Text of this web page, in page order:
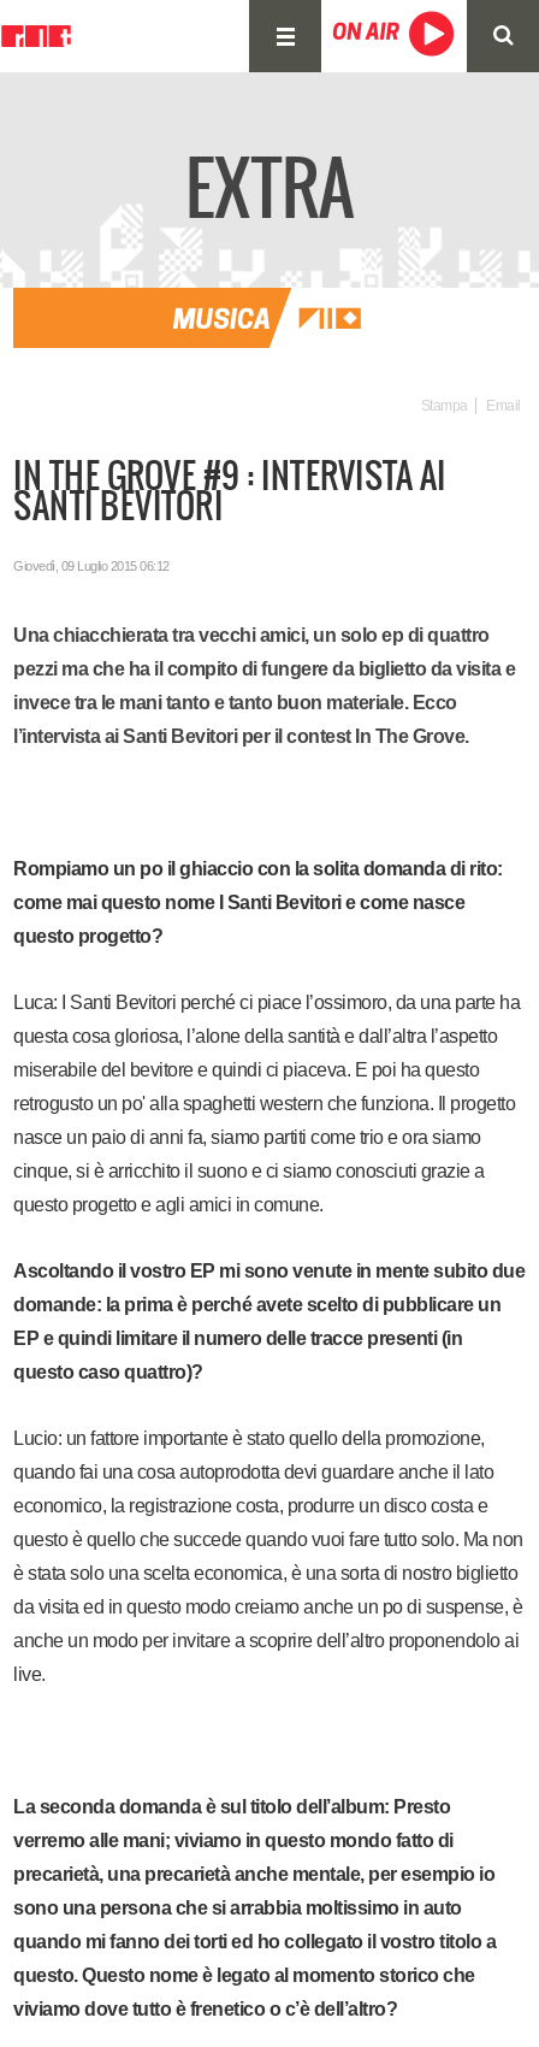
EXTRA
Stampa Email
IN THE GROVE #9 : INTERVISTA AI
SANTI BEVITORI
Giovedì, 09 Luglio 2015 06:12
Una chiacchierata tra vecchi amici, un solo ep di quattro
pezzi ma che ha il compito di fungere da biglietto da visita e
invece tra le mani tanto e tanto buon materiale. Ecco
l’intervista ai Santi Bevitori per il contest In The Grove.
Rompiamo un po il ghiaccio con la solita domanda di rito:
come mai questo nome I Santi Bevitori e come nasce
questo progetto?
Luca: I Santi Bevitori perché ci piace l’ossimoro, da una parte ha
questa cosa gloriosa, l’alone della santità e dall’altra l’aspetto
miserabile del bevitore e quindi ci piaceva. E poi ha questo
retrogusto un po' alla spaghetti western che funziona. Il progetto
nasce un paio di anni fa, siamo partiti come trio e ora siamo
cinque, si è arricchito il suono e ci siamo conosciuti grazie a
questo progetto e agli amici in comune.
Ascoltando il vostro EP mi sono venute in mente subito due
domande: la prima è perché avete scelto di pubblicare un
EP e quindi limitare il numero delle tracce presenti (in
questo caso quattro)?
Lucio: un fattore importante è stato quello della promozione,
quando fai una cosa autoprodotta devi guardare anche il lato
economico, la registrazione costa, produrre un disco costa e
questo è quello che succede quando vuoi fare tutto solo. Ma non
è stata solo una scelta economica, è una sorta di nostro biglietto
da visita ed in questo modo creiamo anche un po di suspense, è
anche un modo per invitare a scoprire dell’altro proponendolo ai
live.
La seconda domanda è sul titolo dell’album: Presto
verremo alle mani; viviamo in questo mondo fatto di
precarietà, una precarietà anche mentale, per esempio io
sono una persona che si arrabbia moltissimo in auto
quando mi fanno dei torti ed ho collegato il vostro titolo a
questo. Questo nome è legato al momento storico che
viviamo dove tutto è frenetico o c’è dell’altro?